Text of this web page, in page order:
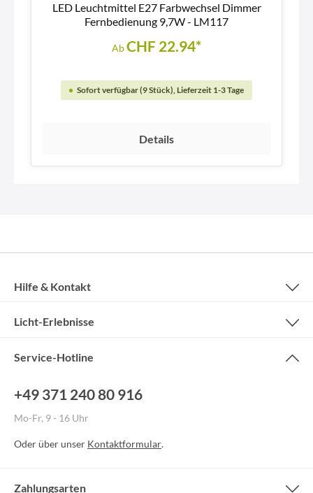
LED Leuchtmittel E27 Farbwechsel Dimmer
Fernbedienung 9,7W - LM117
AbCHF 22.94*
Sofort verfügbar (9 Stück), Lieferzeit 1-3 Tage
Details
Service-Hotline
+49 371 240 80 916
Mo-Fr, 9 - 16 Uhr
Oder über unser Kontaktformular.
Hilfe & Kontakt
Licht-Erlebnisse
Zahlungsarten